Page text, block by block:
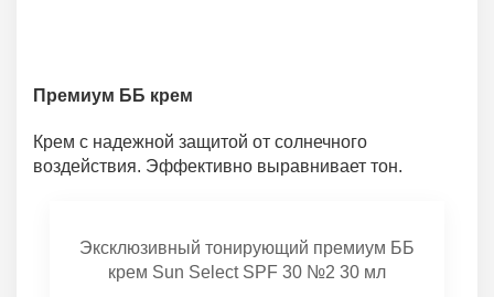
Премиум ББ крем
Крем с надежной защитой от солнечного
воздействия. Эффективно выравнивает тон.
Эксклюзивный тонирующий премиум ББ
крем Sun Select SPF 30 №2 30 мл